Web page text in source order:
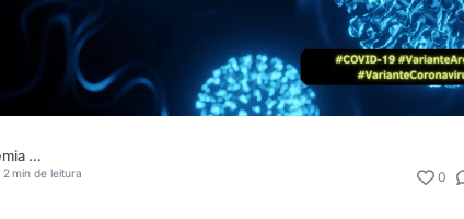
Academia Médica
2 min de leitura 0